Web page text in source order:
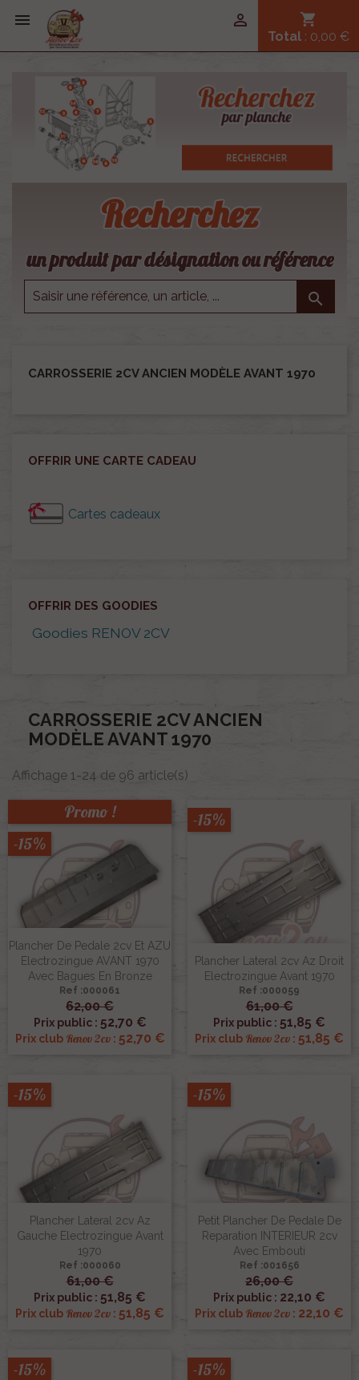
 shopping_cart
Total : 0,00 €

Recherchez
un produit par désignation ou référence

CARROSSERIE 2CV ANCIEN MODÈLE AVANT 1970
OFFRIR UNE CARTE CADEAU
Cartes cadeaux
OFFRIR DES GOODIES
Goodies RENOV 2CV
CARROSSERIE 2CV ANCIEN
MODÈLE AVANT 1970
Affichage 1-24 de 96 article(s)
Plancher De Pedale 2cv Et AZU
Electrozingue AVANT 1970
Avec Bagues En Bronze
Ref :000061
62,00 €
Prix public : 52,70 €
Prix club Renov 2cv: 52,70 €
Promo !
-15%
Plancher Lateral 2cv Az Droit
Electrozingue Avant 1970
Ref :000059
61,00 €
Prix public : 51,85 €
Prix club Renov 2cv : 51,85 €
-15%
Plancher Lateral 2cv Az
Gauche Electrozingue Avant
1970
Ref :000060
61,00 €
Prix public : 51,85 €
Prix club Renov 2cv : 51,85 €
-15%
Petit Plancher De Pedale De
Reparation INTERIEUR 2cv
Avec Embouti
Ref :001656
26,00 €
Prix public : 22,10 €
Prix club Renov 2cv : 22,10 €
-15%
-15% -15%